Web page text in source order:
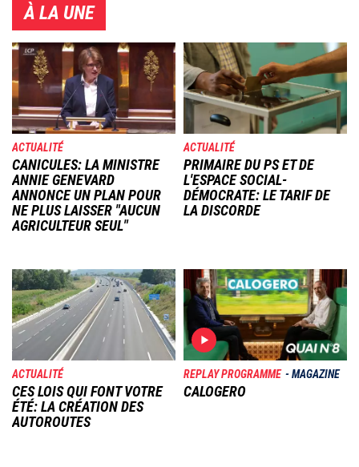
À LA UNE
Image
ACTUALITÉ
CANICULES: LA MINISTRE
ANNIE GENEVARD
ANNONCE UN PLAN POUR
NE PLUS LAISSER "AUCUN
AGRICULTEUR SEUL"
Image
ACTUALITÉ
PRIMAIRE DU PS ET DE
L'ESPACE SOCIAL-
DÉMOCRATE: LE TARIF DE
LA DISCORDE
Image
ACTUALITÉ
CES LOIS QUI FONT VOTRE
ÉTÉ: LA CRÉATION DES
AUTOROUTES
Image
REPLAY PROGRAMME MAGAZINE
CALOGERO